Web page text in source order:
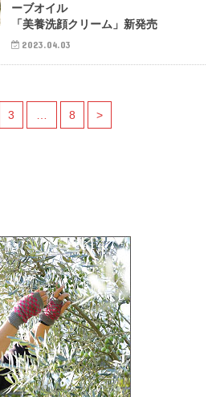
ーブオイル
「美養洗顔クリーム」新発売
2023.04.03
3 8 >